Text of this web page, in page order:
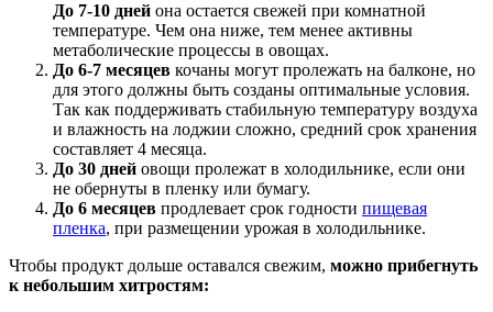
До 7-10 дней она остается свежей при комнатной
температуре. Чем она ниже, тем менее активны
метаболические процессы в овощах.
До 6-7 месяцев кочаны могут пролежать на балконе, но
для этого должны быть созданы оптимальные условия.
Так как поддерживать стабильную температуру воздуха
и влажность на лоджии сложно, средний срок хранения
составляет 4 месяца.
До 30 дней овощи пролежат в холодильнике, если они
не обернуты в пленку или бумагу.
До 6 месяцев продлевает срок годности пищевая
пленка, при размещении урожая в холодильнике.
Чтобы продукт дольше оставался свежим, можно прибегнуть
к небольшим хитростям: